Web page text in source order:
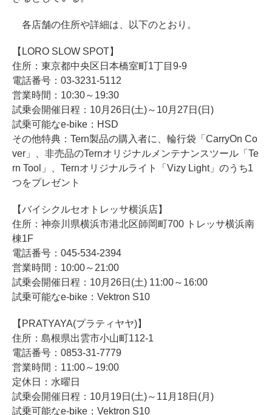
各店舗の住所や詳細は、以下のとおり。
【LORO SLOW SPOT】
住所：東京都中央区日本橋室町1丁目9-9
電話番号：03-3231-5112
営業時間：10:30～19:30
試乗会開催日程：10月26日(土)～10月27日(日)
試乗可能なe-bike：HSD
その他特典：Tern製品の購入者に、輪行袋「CarryOn Co
ver」、非売品のTernオリジナルメンテナンスツール「Te
rn Tool」、Ternオリジナルライト「Vizy Light」のうち1
つをプレゼント
【バイシクルセオトレッサ横浜店】
住所：神奈川県横浜市港北区師岡町700 トレッサ横浜南
棟1F
電話番号：045-534-2394
営業時間：10:00～21:00
試乗会開催日程：10月26日(土) 11:00～16:00
試乗可能なe-bike：Vektron S10
【PRATYAYA(プラティヤヤ)】
住所：島根県出雲市小山町112-1
電話番号：0853-31-7779
営業時間：11:00～19:00
定休日：水曜日
試乗会開催日程：10月19日(土)～11月18日(月)
試乗可能なe-bike：Vektron S10